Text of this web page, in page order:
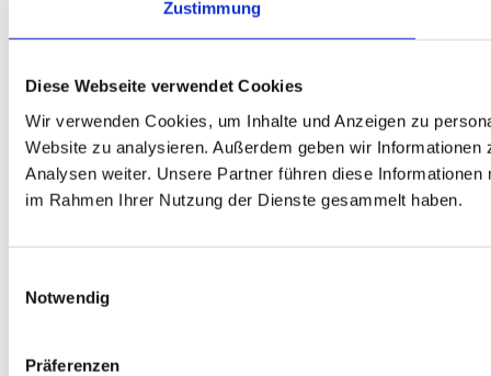
Zustimmung
Diese Webseite verwendet Cookies
Wir verwenden Cookies, um Inhalte und Anzeigen zu
Website zu analysieren. Außerdem geben wir
Analysen weiter. Unsere Partner führen diese
im Rahmen Ihrer Nutzung der Dienste gesammelt haben.
Notwendig
Präferenzen